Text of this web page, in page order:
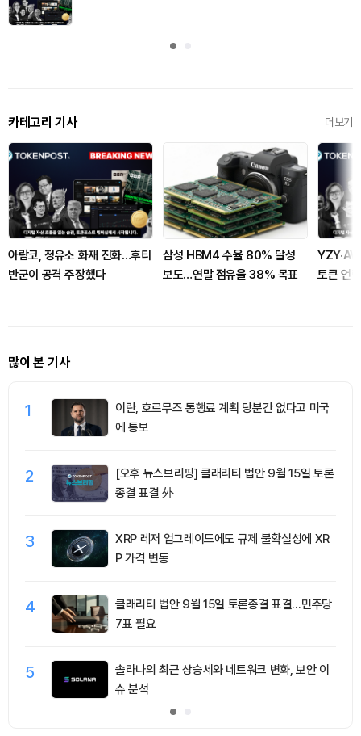
카테고리 기사 더보기
아람코, 정유소 화재 진화…후티
반군이 공격 주장했다
삼성 HBM4 수율 80% 달성
보도…연말 점유율 38% 목표
토큰 언락
많이 본 기사
1
이란, 호르무즈 통행료 계획 당분간 없다고 미국
에 통보
2
[오후 뉴스브리핑] 클래리티 법안 9월 15일 토론
종결 표결 外
3
XRP 레저 업그레이드에도 규제 불확실성에 XR
P 가격 변동
4
클래리티 법안 9월 15일 토론종결 표결…민주당
7표 필요
5
솔라나의 최근 상승세와 네트워크 변화, 보안 이
슈 분석